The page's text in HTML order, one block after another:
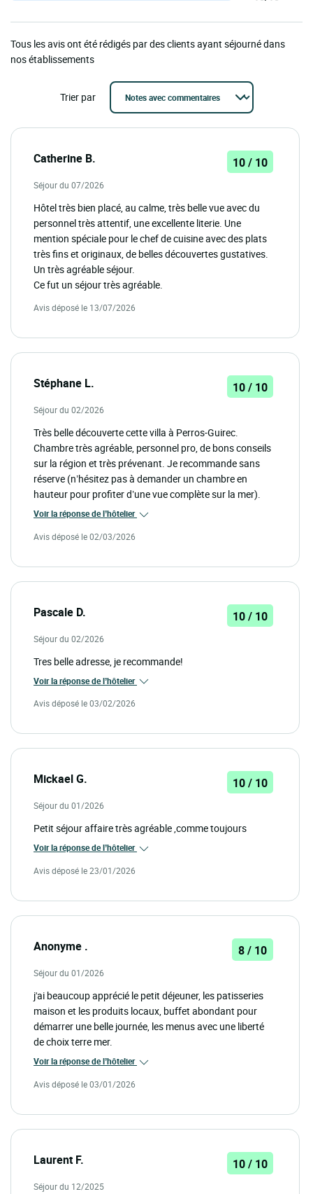
Tous les avis ont été rédigés par des clients ayant séjourné dans
nos établissements
Trier par
Catherine B. 10 / 10
Séjour du 07/2026
Hôtel très bien placé, au calme, très belle vue avec du
personnel très attentif, une excellente literie. Une
mention spéciale pour le chef de cuisine avec des plats
très fins et originaux, de belles découvertes gustatives.
Un très agréable séjour.
Ce fut un séjour très agréable.
Avis déposé le 13/07/2026
Stéphane L. 10 / 10
Séjour du 02/2026
Très belle découverte cette villa à Perros-Guirec.
Chambre très agréable, personnel pro, de bons conseils
sur la région et très prévenant. Je recommande sans
réserve (n’hésitez pas à demander un chambre en
hauteur pour profiter d’une vue complète sur la mer).
Voir la réponse de l’hôtelier
Avis déposé le 02/03/2026
Pascale D. 10 / 10
Séjour du 02/2026
Tres belle adresse, je recommande!
Voir la réponse de l’hôtelier
Avis déposé le 03/02/2026
Mickael G. 10 / 10
Séjour du 01/2026
Petit séjour affaire très agréable ,comme toujours
Voir la réponse de l’hôtelier
Avis déposé le 23/01/2026
Anonyme . 8 / 10
Séjour du 01/2026
j'ai beaucoup apprécié le petit déjeuner, les patisseries
maison et les produits locaux, buffet abondant pour
démarrer une belle journée, les menus avec une liberté
de choix terre mer.
Voir la réponse de l’hôtelier
Avis déposé le 03/01/2026
Laurent F. 10 / 10
Séjour du 12/2025